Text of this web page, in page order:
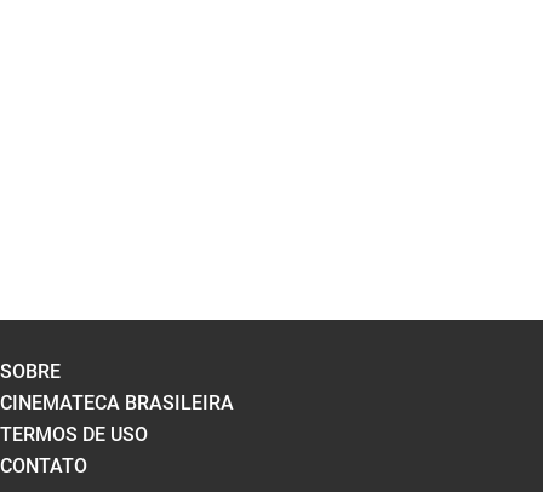
SOBRE
CINEMATECA BRASILEIRA
TERMOS DE USO
CONTATO